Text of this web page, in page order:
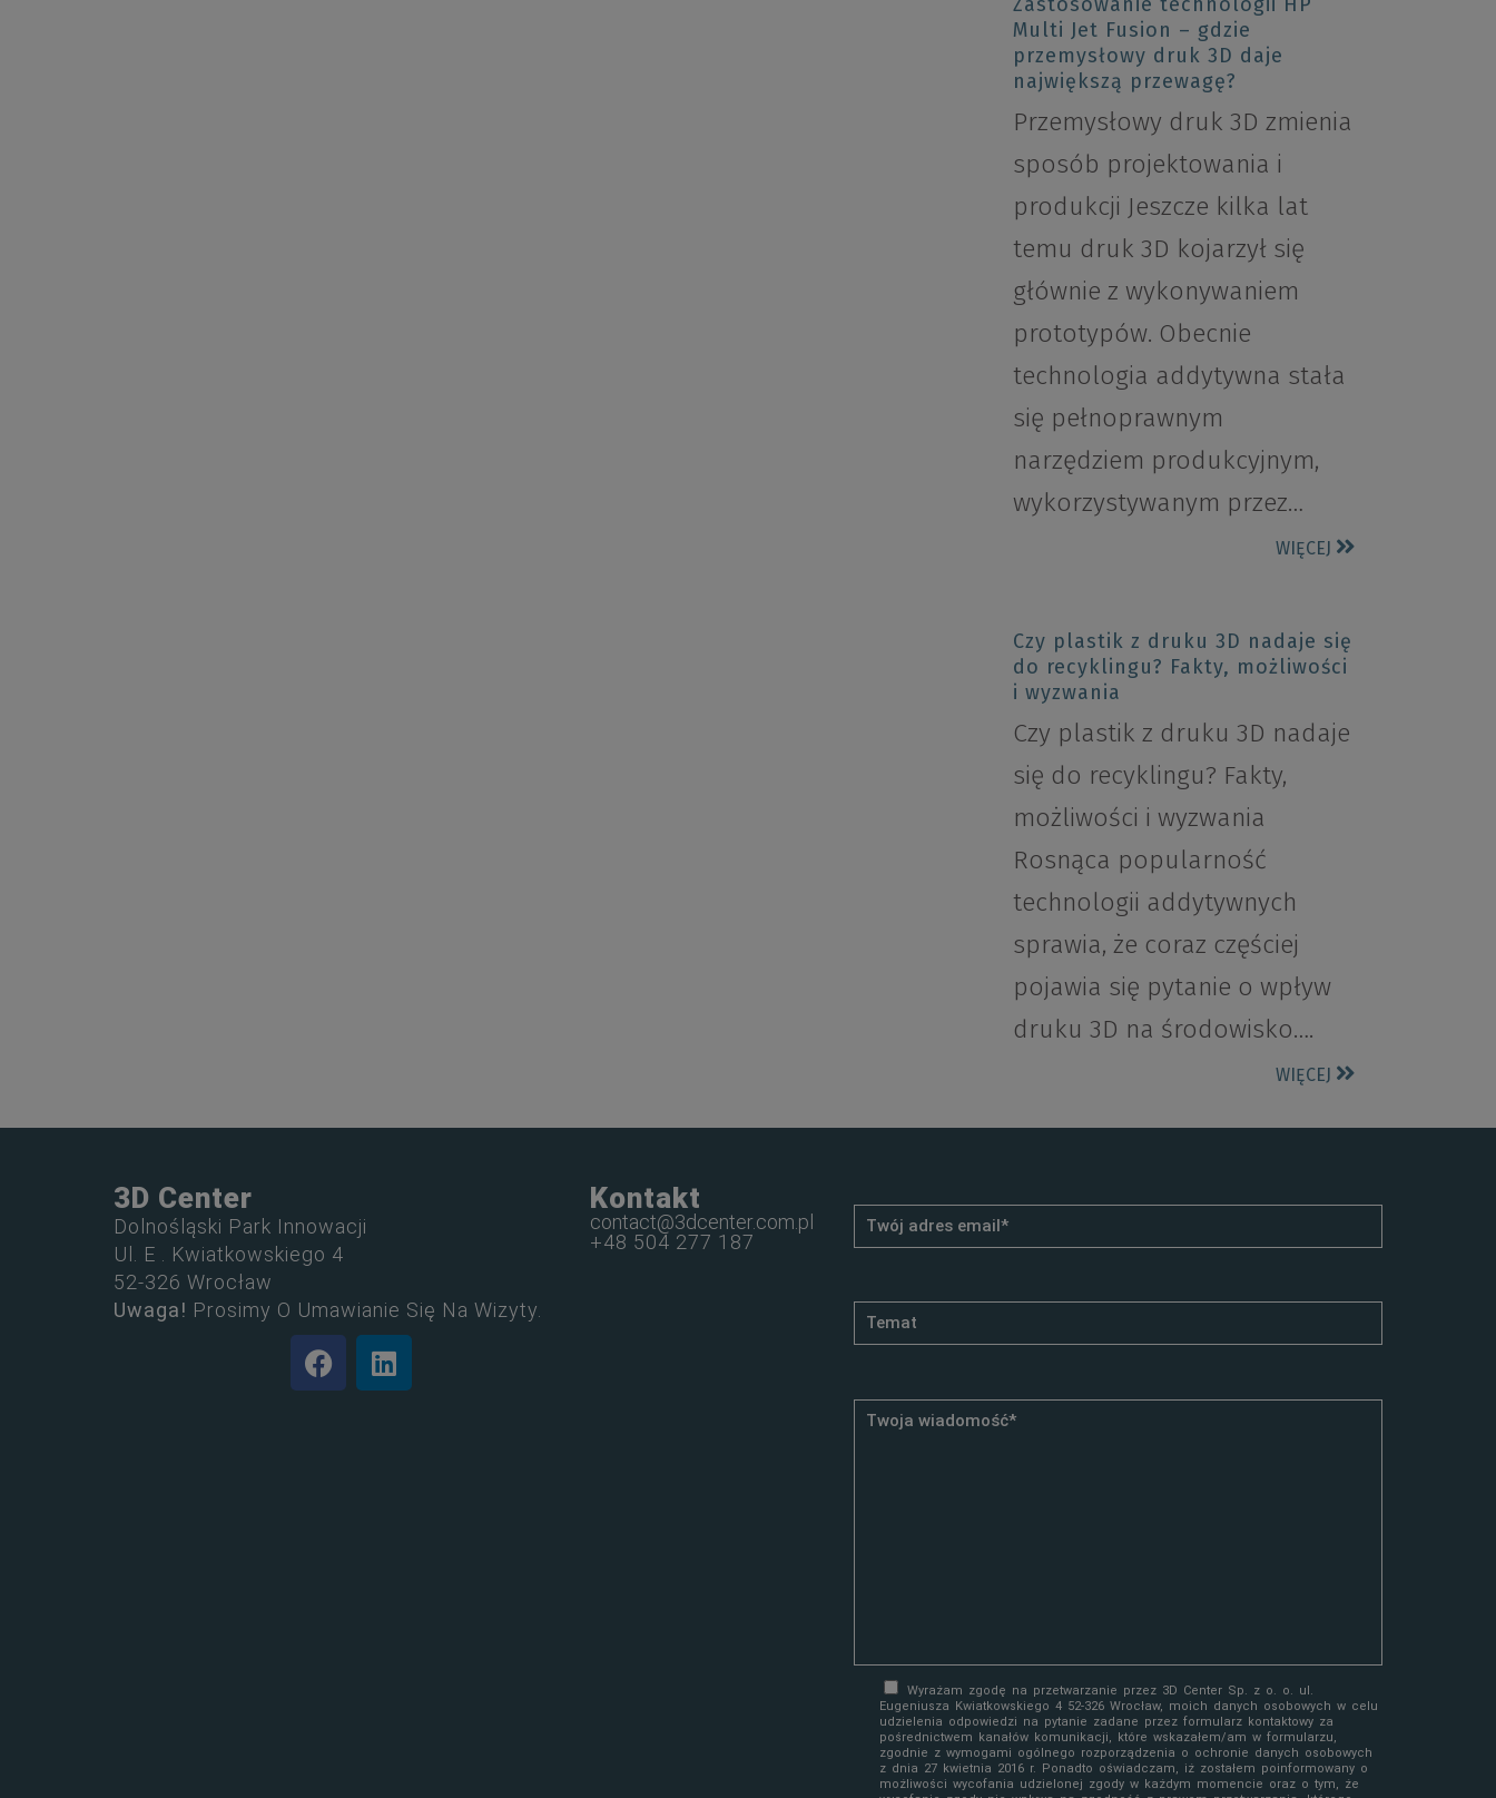
Multi Jet Fusion – gdzie
przemysłowy druk 3D daje
największą przewagę?
Przemysłowy druk 3D zmienia
sposób projektowania i
produkcji Jeszcze kilka lat
temu druk 3D kojarzył się
głównie z wykonywaniem
prototypów. Obecnie
technologia addytywna stała
się pełnoprawnym
narzędziem produkcyjnym,
wykorzystywanym przez…
WIĘCEJ
Czy plastik z druku 3D nadaje się
do recyklingu? Fakty, możliwości
i wyzwania
Czy plastik z druku 3D nadaje
się do recyklingu? Fakty,
możliwości i wyzwania
Rosnąca popularność
technologii addytywnych
sprawia, że coraz częściej
pojawia się pytanie o wpływ
druku 3D na środowisko….
WIĘCEJ
3D Center
Dolnośląski Park Innowacji
Ul. E . Kwiatkowskiego 4
52-326 Wrocław
Uwaga! Prosimy O Umawianie Się Na Wizyty.
Kontakt
contact@3dcenter.com.pl
+48 504 277 187
Wyrażam zgodę na przetwarzanie przez 3D Center Sp. z o. o. ul.
Eugeniusza Kwiatkowskiego 4 52-326 Wrocław, moich danych osobowych w celu
udzielenia odpowiedzi na pytanie zadane przez formularz kontaktowy za
pośrednictwem kanałów komunikacji, które wskazałem/am w formularzu,
zgodnie z wymogami ogólnego rozporządzenia o ochronie danych osobowych
z dnia 27 kwietnia 2016 r. Ponadto oświadczam, iż zostałem poinformowany o
możliwości wycofania udzielonej zgody w każdym momencie oraz o tym, że